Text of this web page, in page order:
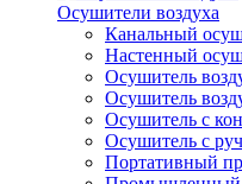
Осушители воздуха
Канальный
Настенный
Осушитель
Осушитель
Осушитель с
Осушитель с
Портативный